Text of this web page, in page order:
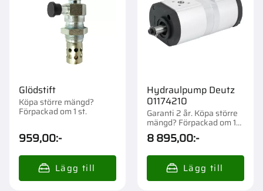
Glödstift
Köpa större mängd?
Förpackad om 1 st.
959,00:-
Hydraulpump Deutz
01174210
Garanti 2 år. Köpa större
mängd? Förpackad om 1
st.
8 895,00:-